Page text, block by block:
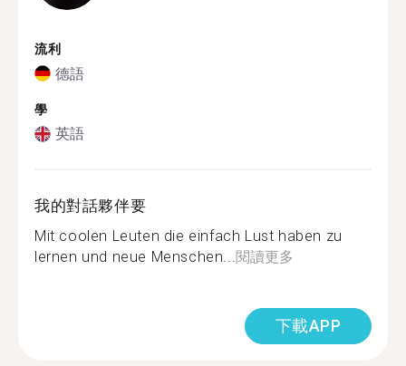
流利
德語
學
英語
我的對話夥伴要
Mit coolen Leuten die einfach Lust haben zu
lernen und neue Menschen...閱讀更多
下載APP